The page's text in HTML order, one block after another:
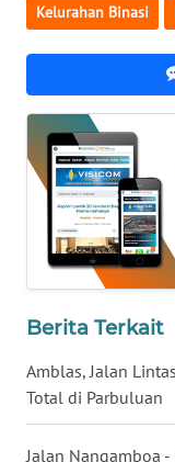
Kelurahan Binasi
Berita Terkait
Amblas, Jalan
Total di Parbuluan
Jalan Nangamboa -
WN
JOGJA
WN
JATIM
WN
BALI
KALBAR
WN
KALTENG